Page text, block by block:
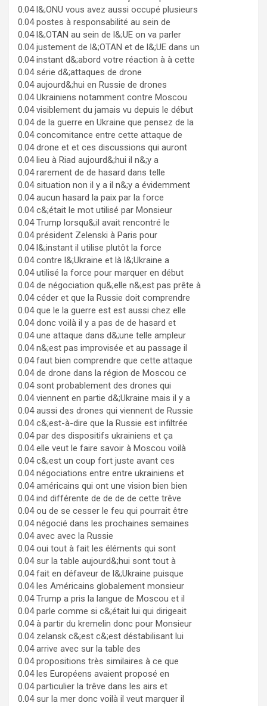
0.04 l&;ONU vous avez aussi occupé plusieurs
0.04 postes à responsabilité au sein de
0.04 l&;OTAN au sein de l&;UE on va parler
0.04 justement de l&;OTAN et de l&;UE dans un
0.04 instant d&;abord votre réaction à à cette
0.04 série d&;attaques de drone
0.04 aujourd&;hui en Russie de drones
0.04 Ukrainiens notamment contre Moscou
0.04 visiblement du jamais vu depuis le début
0.04 de la guerre en Ukraine que pensez de la
0.04 concomitance entre cette attaque de
0.04 drone et et ces discussions qui auront
0.04 lieu à Riad aujourd&;hui il n&;y a
0.04 rarement de de hasard dans telle
0.04 situation non il y a il n&;y a évidemment
0.04 aucun hasard la paix par la force
0.04 c&;était le mot utilisé par Monsieur
0.04 Trump lorsqu&;il avait rencontré le
0.04 président Zelenski à Paris pour
0.04 l&;instant il utilise plutôt la force
0.04 contre l&;Ukraine et là l&;Ukraine a
0.04 utilisé la force pour marquer en début
0.04 de négociation qu&;elle n&;est pas prête à
0.04 céder et que la Russie doit comprendre
0.04 que le la guerre est est aussi chez elle
0.04 donc voilà il y a pas de de hasard et
0.04 une attaque dans d&;une telle ampleur
0.04 n&;est pas improvisée et au passage il
0.04 faut bien comprendre que cette attaque
0.04 de drone dans la région de Moscou ce
0.04 sont probablement des drones qui
0.04 viennent en partie d&;Ukraine mais il y a
0.04 aussi des drones qui viennent de Russie
0.04 c&;est-à-dire que la Russie est infiltrée
0.04 par des dispositifs ukrainiens et ça
0.04 elle veut le faire savoir à Moscou voilà
0.04 c&;est un coup fort juste avant ces
0.04 négociations entre entre ukrainiens et
0.04 américains qui ont une vision bien bien
0.04 ind différente de de de de cette trêve
0.04 ou de se cesser le feu qui pourrait être
0.04 négocié dans les prochaines semaines
0.04 avec avec la Russie
0.04 oui tout à fait les éléments qui sont
0.04 sur la table aujourd&;hui sont tout à
0.04 fait en défaveur de l&;Ukraine puisque
0.04 les Américains globalement monsieur
0.04 Trump a pris la langue de Moscou et il
0.04 parle comme si c&;était lui qui dirigeait
0.04 à partir du kremelin donc pour Monsieur
0.04 zelansk c&;est c&;est déstabilisant lui
0.04 arrive avec sur la table des
0.04 propositions très similaires à ce que
0.04 les Européens avaient proposé en
0.04 particulier la trêve dans les airs et
0.04 sur la mer donc voilà il veut marquer il